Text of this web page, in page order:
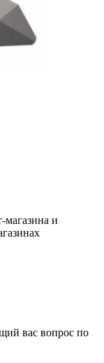
магазина и
вас вопрос по